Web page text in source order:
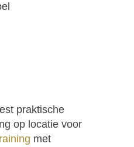
praktische
op locatie voor
met